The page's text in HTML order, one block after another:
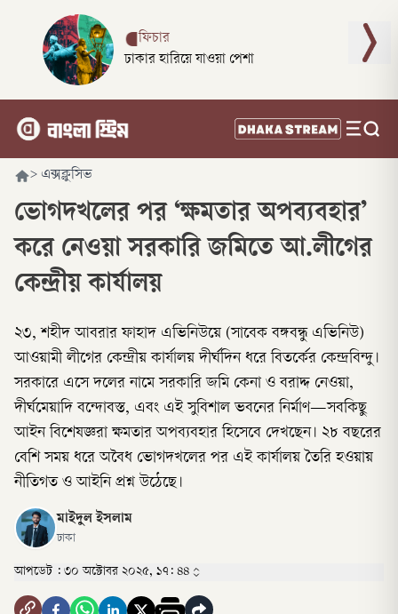
ফিচার
ঢাকার হারিয়ে যাওয়া পেশা
> এক্সক্লুসিভ
ভোগদখলের পর ‘ক্ষমতার অপব্যবহার’
করে নেওয়া সরকারি জমিতে আ.লীগের
কেন্দ্রীয় কার্যালয়
২৩, শহীদ আবরার ফাহাদ এভিনিউয়ে (সাবেক বঙ্গবন্ধু এভিনিউ)
আওয়ামী লীগের কেন্দ্রীয় কার্যালয় দীর্ঘদিন ধরে বিতর্কের কেন্দ্রবিন্দু।
সরকারে এসে দলের নামে সরকারি জমি কেনা ও বরাদ্দ নেওয়া,
দীর্ঘমেয়াদি বন্দোবস্ত, এবং এই সুবিশাল ভবনের নির্মাণ—সবকিছু
আইন বিশেষজ্ঞরা ক্ষমতার অপব্যবহার হিসেবে দেখছেন। ২৮ বছরের
বেশি সময় ধরে অবৈধ ভোগদখলের পর এই কার্যালয় তৈরি হওয়ায়
নীতিগত ও আইনি প্রশ্ন উঠেছে।
মাইদুল ইসলাম
ঢাকা
আপডেট : ৩০ অক্টোবর ২০২৫, ১৭: ৪৪